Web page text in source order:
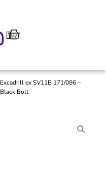
Excadrill ex SV11B 171/086 –
Black Bolt